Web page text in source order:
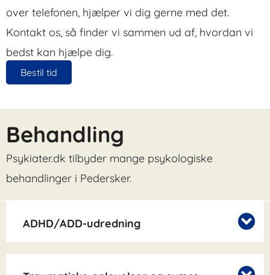
over telefonen, hjælper vi dig gerne med det.
Kontakt os, så finder vi sammen ud af, hvordan vi
bedst kan hjælpe dig.
Bestil tid
Behandling
Psykiater.dk tilbyder mange psykologiske
behandlinger i Pedersker.
ADHD/ADD-udredning